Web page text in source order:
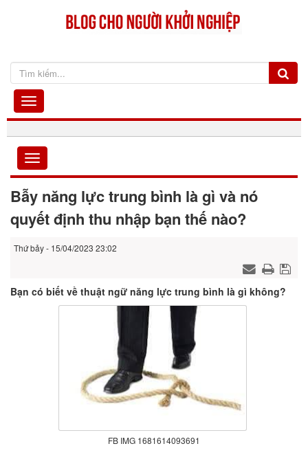
Bẫy năng lực trung bình là gì và nó
quyết định thu nhập bạn thế nào?
Thứ bảy - 15/04/2023 23:02
Bạn có biết về thuật ngữ năng lực trung bình là gì không?
FB IMG 1681614093691